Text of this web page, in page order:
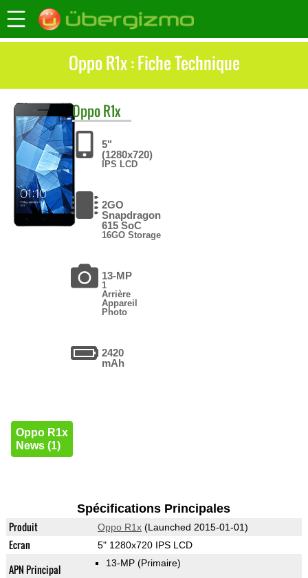
Oppo R1x : Fiche Technique
OppoR1x
5"
(1280x720)
IPS LCD
2GO
Snapdragon
615 SoC
16GO Storage
13-MP
1
Arrière
Appareil
Photo
2420
mAh
Oppo R1x
News (1)
Spécifications Principales
Produit Oppo R1x(Launched 2015-01-01)
Ecran 5" 1280x720 IPS LCD
APN Principal 13-MP (Primaire)